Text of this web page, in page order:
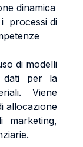
dinamica
i processi di
di modelli
dati per la
Viene
allocazione
marketing,